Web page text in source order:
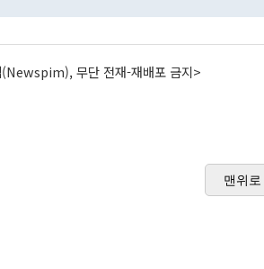
(Newspim), 무단 전재-재배포 금지>
맨위로